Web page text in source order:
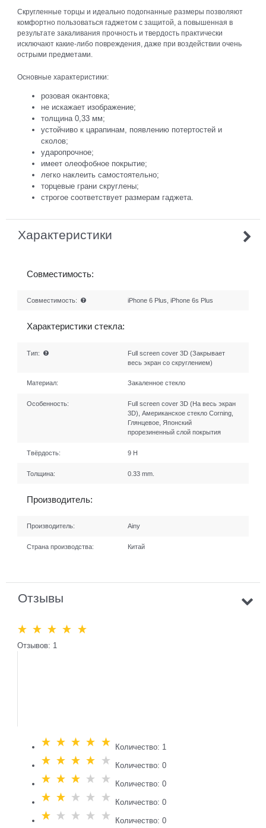
Скругленные торцы и идеально подогнанные размеры позволяют
комфортно пользоваться гаджетом с защитой, а повышенная в
результате закаливания прочность и твердость практически
исключают какие-либо повреждения, даже при воздействии очень
острыми предметами.
Основные характеристики:
розовая окантовка;
не искажает изображение;
толщина 0,33 мм;
устойчиво к царапинам, появлению потертостей и
сколов;
ударопрочное;
имеет олеофобное покрытие;
легко наклеить самостоятельно;
торцевые грани скруглены;
строгое соответствует размерам гаджета.
Характеристики
Совместимость:
Совместимость: iPhone 6 Plus, iPhone 6s Plus
Характеристики стекла:
Тип:
Full screen cover 3D (Закрывает
весь экран со скруглением)
Материал: Закаленное стекло
Особенность:
Full screen cover 3D (На весь экран
3D), Американское стекло Corning,
Глянцевое, Японский
прорезиненный слой покрытия
Твёрдость: 9 H
Толщина: 0.33 mm.
Производитель:
Производитель: Ainy
Страна производства: Китай
Отзывы
Отзывов: 1
Количество: 1
Количество: 0
Количество: 0
Количество: 0
Количество: 0